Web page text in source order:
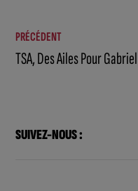
PRÉCÉDENT
SUIVEZ-NOUS :